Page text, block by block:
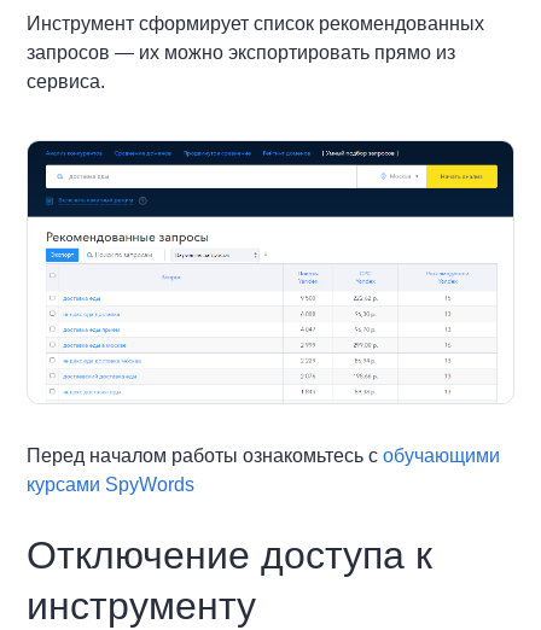
Инструмент сформирует список рекомендованных
запросов — их можно экспортировать прямо из
сервиса.
Перед началом работы ознакомьтесь собучающими
курсами SpyWords
Отключение доступа к
инструменту